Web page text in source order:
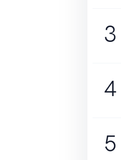
3
4
5